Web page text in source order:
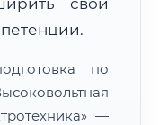
свои
по
—